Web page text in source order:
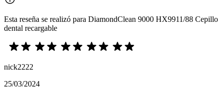
Esta reseña se realizó para DiamondClean 9000 HX9911/88 Cepillo
dental recargable
nick2222
25/03/2024